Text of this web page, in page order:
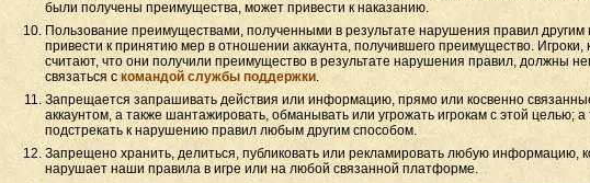
были получены преимущества, может привести к наказанию.
Пользование преимуществами, полученными в результате нарушения правил другим
привести к принятию мер в отношении аккаунта, получившего преимущество. Игроки,
считают, что они получили преимущество в результате нарушения правил, должны
связаться с командой службы поддержки.
Запрещается запрашивать действия или информацию, прямо или косвенно
аккаунтом, а также шантажировать, обманывать или угрожать игрокам с этой целью; а
подстрекать к нарушению правил любым другим способом.
Запрещено хранить, делиться, публиковать или рекламировать любую информацию,
нарушает наши правила в игре или на любой связанной платформе.